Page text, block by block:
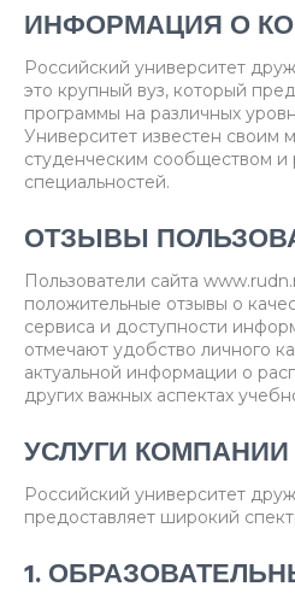
ИНФОРМАЦИЯ О
Российский университет
это крупный вуз, который
программы на различных
Университет известен своим
студенческим сообществом и
специальностей.
ОТЗЫВЫ
Пользователи сайта
положительные отзывы о
сервиса и доступности
отмечают удобство личного
актуальной информации о
других важных аспектах
УСЛУГИ КОМПАНИИ
Российский университет
предоставляет широкий
1.